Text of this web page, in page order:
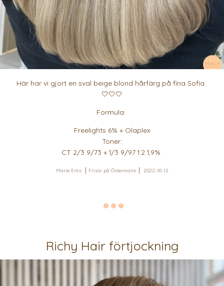
Här har vi gjort en sval beige blond hårfärg på fina Sofia.
🤍🤍🤍
Formula:
Freelights 6% + Olaplex
Toner:
CT 2/3 9/73 + 1/3 9/97 1:2 1,9%
Marie Erks Frisör på Östermalm 2022-10-12
Richy Hair förtjockning